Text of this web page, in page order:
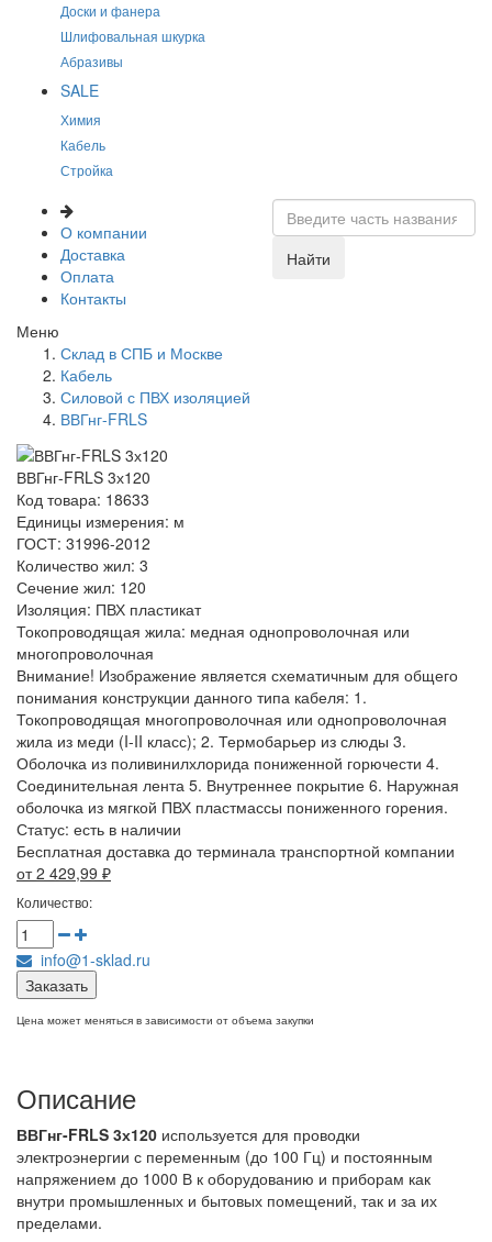
Доски и фанера
Шлифовальная шкурка
Абразивы
SALE
Химия
Кабель
Стройка
О компании
Доставка
Оплата
Контакты
Найти
Меню
Склад в СПБ и Москве
Кабель
Силовой с ПВХ изоляцией
ВВГнг-FRLS
ВВГнг-FRLS 3х120
Код товара: 18633
Единицы измерения: м
ГОСТ: 31996-2012
Количество жил: 3
Сечение жил: 120
Изоляция: ПВХ пластикат
Токопроводящая жила: медная однопроволочная или
многопроволочная
Внимание! Изображение является схематичным для общего
понимания конструкции данного типа кабеля: 1.
Токопроводящая многопроволочная или однопроволочная
жила из меди (I-II класс); 2. Термобарьер из слюды 3.
Оболочка из поливинилхлорида пониженной горючести 4.
Соединительная лента 5. Внутреннее покрытие 6. Наружная
оболочка из мягкой ПВХ пластмассы пониженного горения.
Статус: есть в наличии
Бесплатная доставка до терминала транспортной компании
от 2 429,99 ₽
Количество:
info@1-sklad.ru
Заказать
Цена может меняться в зависимости от объема закупки
Описание
ВВГнг-FRLS 3х120 используется для проводки
электроэнергии с переменным (до 100 Гц) и постоянным
напряжением до 1000 В к оборудованию и приборам как
внутри промышленных и бытовых помещений, так и за их
пределами.